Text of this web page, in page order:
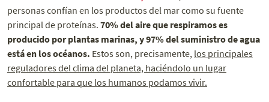
personas confían en los productos del mar como su fuente
principal de proteínas. 70% del aire que respiramos es
producido por plantas marinas, y 97% del suministro de agua
está en los océanos. Estos son, precisamente, los principales
reguladores del clima del planeta, haciéndolo un lugar
confortable para que los humanos podamos vivir.